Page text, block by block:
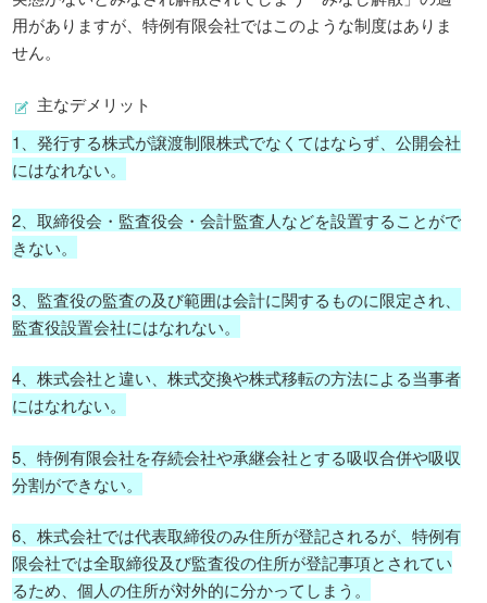
用がありますが、特例有限会社ではこのような制度はありま
せん。
主なデメリット
1、発行する株式が譲渡制限株式でなくてはならず、公開会社
にはなれない。
2、取締役会・監査役会・会計監査人などを設置することがで
きない。
3、監査役の監査の及び範囲は会計に関するものに限定され、
監査役設置会社にはなれない。
4、株式会社と違い、株式交換や株式移転の方法による当事者
にはなれない。
5、特例有限会社を存続会社や承継会社とする吸収合併や吸収
分割ができない。
6、株式会社では代表取締役のみ住所が登記されるが、特例有
限会社では全取締役及び監査役の住所が登記事項とされてい
るため、個人の住所が対外的に分かってしまう。